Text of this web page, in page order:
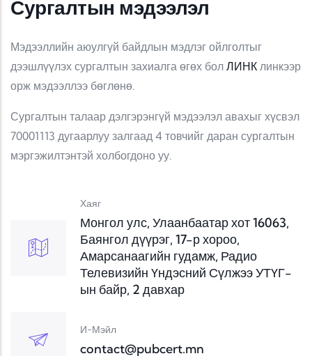
Сургалтын мэдээлэл
Мэдээллийн аюулгүй байдлын мэдлэг ойлголтыг
дээшлүүлэх сургалтын захиалга өгөх бол ЛИНК линкээр
орж мэдээллээ бөглөнө.
Сургалтын талаар дэлгэрэнгүй мэдээлэл авахыг хүсвэл
70001113 дугаарлуу залгаад 4 товчийг даран сургалтын
мэргэжилтэнтэй холбогдоно уу.
Хаяг
Монгол улс, Улаанбаатар хот 16063,
Баянгол дүүрэг, 17-р хороо,
Амарсанаагийн гудамж, Радио
Телевизийн Үндэсний Сүлжээ УТҮГ-
ын байр, 2 давхар
И-Мэйл
contact@pubcert.mn